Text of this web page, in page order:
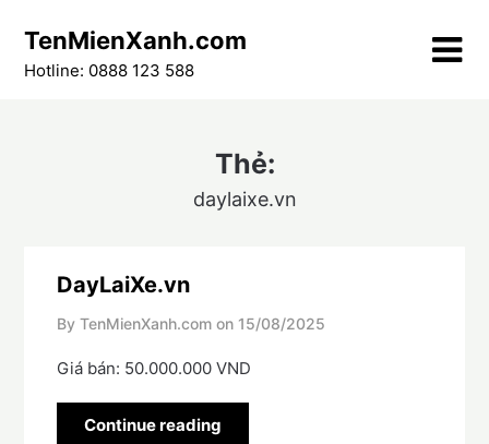
content
TenMienXanh.com
Hotline: 0888 123 588
Thẻ:
daylaixe.vn
DayLaiXe.vn
By TenMienXanh.com on 15/08/2025
Giá bán: 50.000.000 VND
Continue reading